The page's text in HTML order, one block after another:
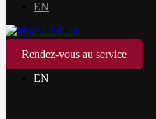
EN
Rendez-vous au service
EN